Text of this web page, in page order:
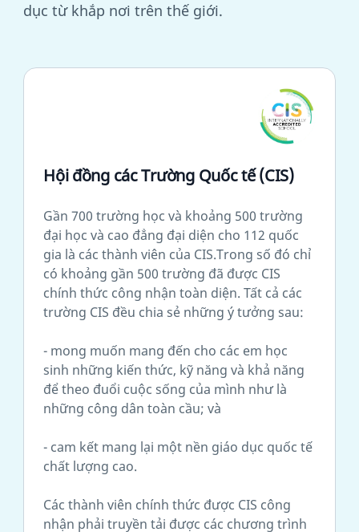
dục từ khắp nơi trên thế giới.
Hội đồng các Trường Quốc tế (CIS)
Gần 700 trường học và khoảng 500 trường
đại học và cao đẳng đại diện cho 112 quốc
gia là các thành viên của CIS.Trong số đó chỉ
có khoảng gần 500 trường đã được CIS
chính thức công nhận toàn diện. Tất cả các
trường CIS đều chia sẻ những ý tưởng sau:
- mong muốn mang đến cho các em học
sinh những kiến thức, kỹ năng và khả năng
để theo đuổi cuộc sống của mình như là
những công dân toàn cầu; và
- cam kết mang lại một nền giáo dục quốc tế
chất lượng cao.
Các thành viên chính thức được CIS công
nhận phải truyền tải được các chương trình